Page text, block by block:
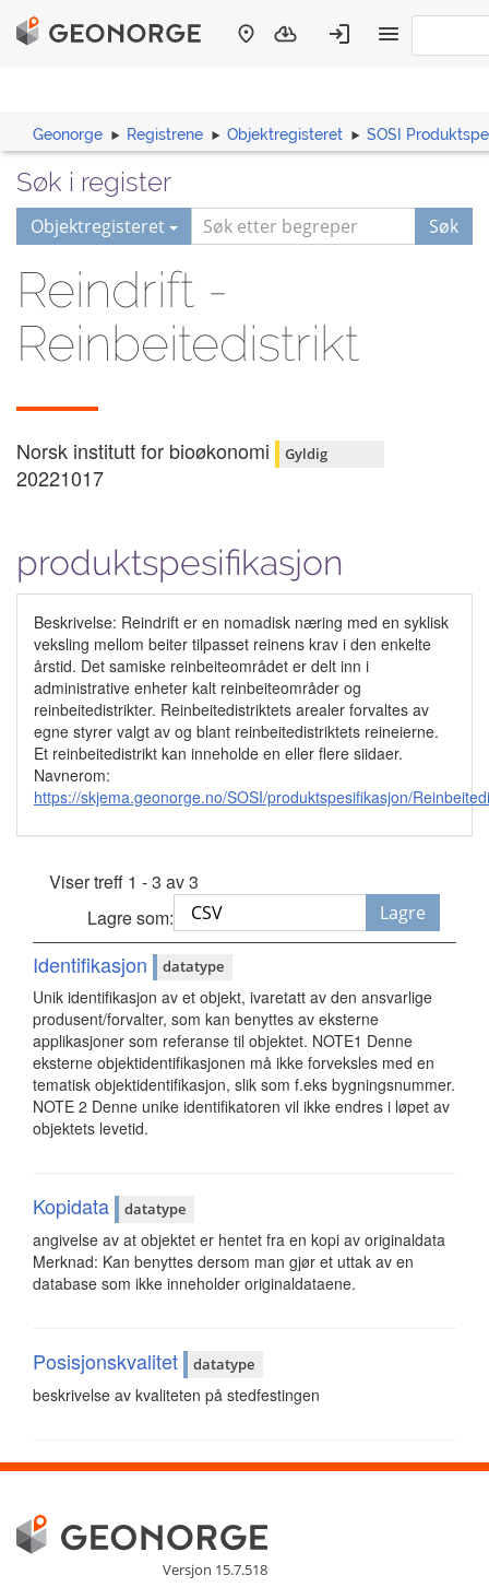
Geonorge Registrene Objektregisteret SOSI
Søk i register
Objektregisteret Søk
Reindrift -
Reinbeitedistrikt
Norsk institutt for bioøkonomi Gyldig
20221017
produktspesifikasjon
Beskrivelse: Reindrift er en nomadisk næring med en syklisk
veksling mellom beiter tilpasset reinens krav i den enkelte
årstid. Det samiske reinbeiteområdet er delt inn i
administrative enheter kalt reinbeiteområder og
reinbeitedistrikter. Reinbeitedistriktets arealer forvaltes av
egne styrer valgt av og blant reinbeitedistriktets reineierne.
Et reinbeitedistrikt kan inneholde en eller flere siidaer.
Navnerom:
https://skjema.geonorge.no/SOSI/produktspesifikasjon/
Viser treff 1 - 3 av 3
Lagre som:
Lagre
Identifikasjon datatype
Unik identifikasjon av et objekt, ivaretatt av den ansvarlige
produsent/forvalter, som kan benyttes av eksterne
applikasjoner som referanse til objektet. NOTE1 Denne
eksterne objektidentifikasjonen må ikke forveksles med en
tematisk objektidentifikasjon, slik som f.eks bygningsnummer.
NOTE 2 Denne unike identifikatoren vil ikke endres i løpet av
objektets levetid.
Kopidata datatype
angivelse av at objektet er hentet fra en kopi av originaldata
Merknad: Kan benyttes dersom man gjør et uttak av en
database som ikke inneholder originaldataene.
Posisjonskvalitet datatype
beskrivelse av kvaliteten på stedfestingen